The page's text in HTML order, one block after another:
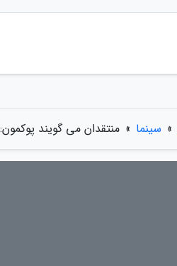
» سینما » منتقدان می گویند